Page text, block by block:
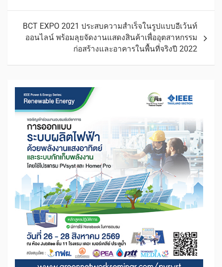
BCT EXPO 2021 ประสบความสำเร็จในรูปแบบอีเว้นท์
ออนไลน์ พร้อมลุยจัดงานแสดงสินค้าเพื่ออุตสาหกรรม
ก่อสร้างและอาคารในพื้นที่จริงปี 2022